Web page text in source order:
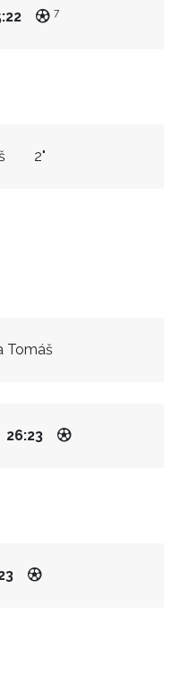
7
2"
Tomáš
26:23